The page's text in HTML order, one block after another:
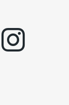
instagram